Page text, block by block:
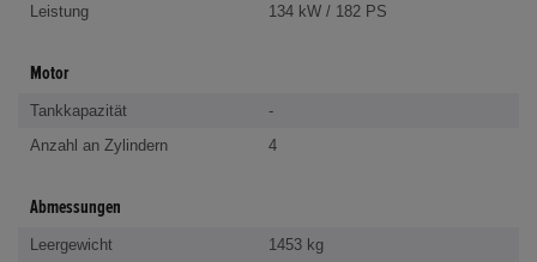
Leistung
134 kW / 182 PS
Motor
Tankkapazität
-
Anzahl an Zylindern
4
Abmessungen
Leergewicht
1453 kg